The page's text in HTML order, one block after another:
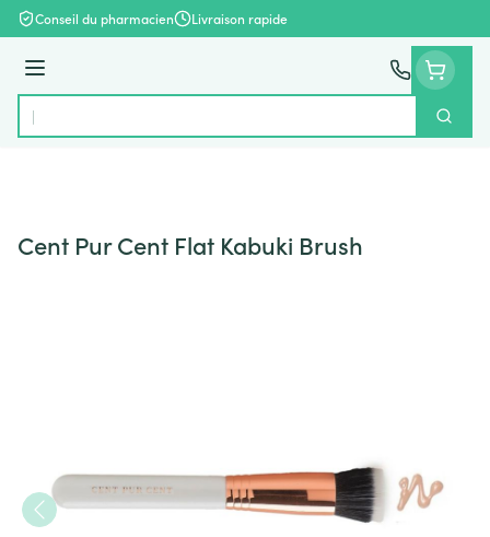
Aller au contenu
Conseil du pharmacien Livraison rapide
Menu
Rechercher
Cent Pur Cent Flat Kabuki Brush